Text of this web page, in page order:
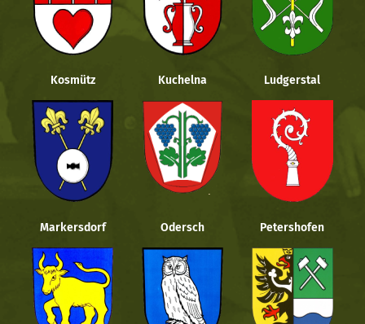
Kosmütz Kuchelna Ludgerstal
Markersdorf Odersch Petershofen